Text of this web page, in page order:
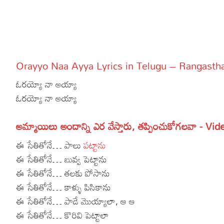
Poetry
Movie
Food
Orayyo Naa Ayya Lyrics in Telugu –
ఓరయ్యో నా అయ్యా
ఓరయ్యో నా అయ్యా
అమ్మాయిలు అందాన్ని ఎర వేస్తారు, తప్పించుకోగలవా -
ఈ సేతితోనే… పాలుపట్టాను
ఈ సేతితోనే… బువ్వ పెట్టాను
ఈ సేతితోనే… తలకు పోసాను
ఈ సేతితోనే… కాళ్ళు పిసికాను
ఈ సేతితోనే… పాడే మొయ్యాలా, ఆ ఆ
ఈ సేతితోనే… కొరివి పెట్టాలా